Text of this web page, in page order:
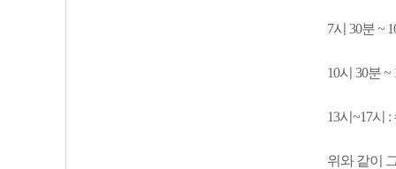
7시 30분 ~
10시 30분
13시~17시 :
위와 같이